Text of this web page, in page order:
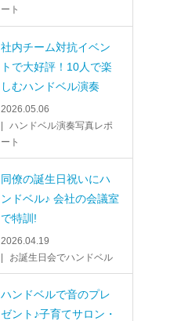
ート
社内チーム対抗イベン
トで大好評！10人で楽
しむハンドベル演奏
2026.05.06
ハンドベル演奏写真レポ
ート
同僚の誕生日祝いにハ
ンドベル♪ 会社の会議室
で特訓!
2026.04.19
お誕生日会でハンドベル
ハンドベルで音のプレ
ゼント♪子育てサロン・